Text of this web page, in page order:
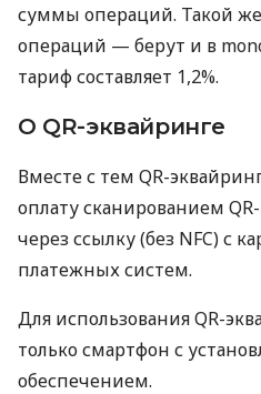
суммы операций. Такой
операций — берут и в
тариф составляет 1,2%.
О QR-эквайринге
Вместе с тем QR-
оплату сканированием
через ссылку (без NFC) с
платежных систем.
Для использования QR-
только смартфон с
обеспечением.